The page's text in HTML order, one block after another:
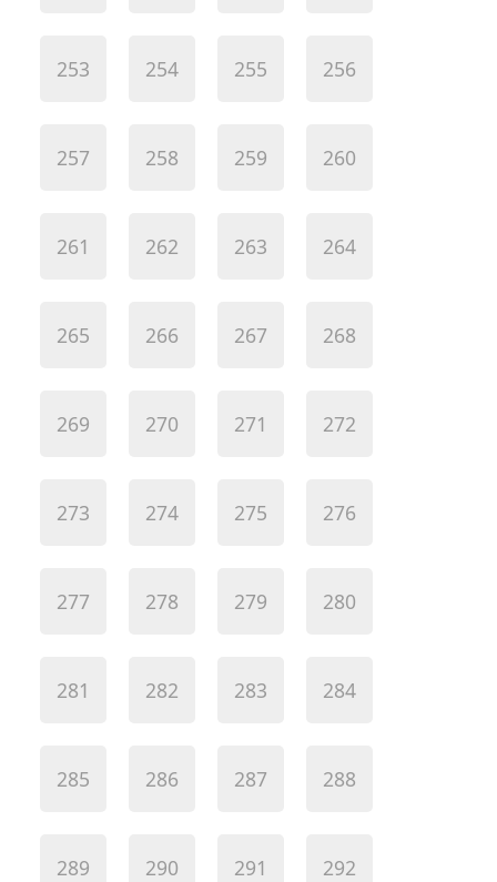
253 254 255 256
257 258 259 260
261 262 263 264
265 266 267 268
269 270 271 272
273 274 275 276
277 278 279 280
281 282 283 284
285 286 287 288
289 290 291 292